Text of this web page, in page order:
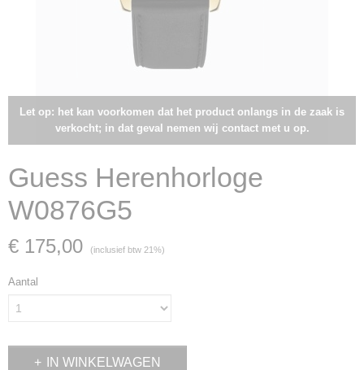
Let op: het kan voorkomen dat het product onlangs in de zaak is
verkocht; in dat geval nemen wij contact met u op.
Guess Herenhorloge
W0876G5
€ 175,00 (inclusief btw 21%)
Aantal
IN WINKELWAGEN